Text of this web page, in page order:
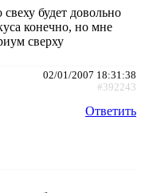
будет довольно
конечно, но мне
сверху
02/01/2007 18:31:38
#392243
Ответить